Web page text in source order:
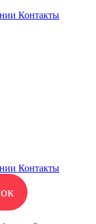
Контакты
Контакты